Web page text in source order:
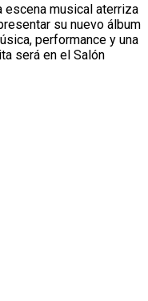
escena musical aterriza
su nuevo álbum
performance y una
será en el Salón